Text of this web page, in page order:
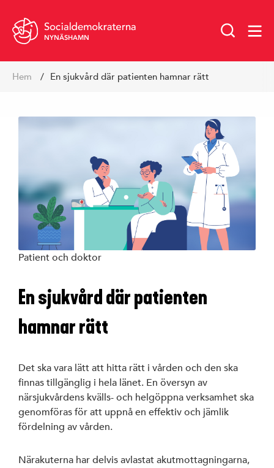
NYNÄSHAMN
Hem En sjukvård där patienten hamnar rätt
Patient och doktor
En sjukvård där patienten
hamnar rätt
Det ska vara lätt att hitta rätt i vården och den ska
finnas tillgänglig i hela länet. En översyn av
närsjukvårdens kvälls- och helgöppna verksamhet ska
genomföras för att uppnå en effektiv och jämlik
fördelning av vården.
Närakuterna har delvis avlastat akutmottagningarna,